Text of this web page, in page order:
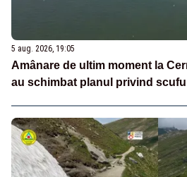
5 aug. 2026, 19:05
Amânare de ultim moment la
au schimbat planul privind